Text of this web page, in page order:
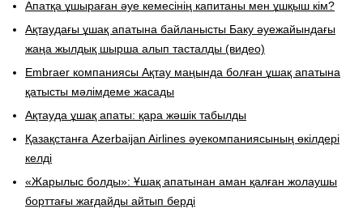
Апатқа ұшыраған әуе кемесінің капитаны мен ұшқыш кім?
Ақтаудағы ұшақ апатына байланысты Баку әуежайындағы
жаңа жылдық шырша алып тасталды (видео)
Embraer компаниясы Ақтау маңында болған ұшақ апатына
қатысты мәлімдеме жасады
Ақтауда ұшақ апаты: қара жәшік табылды
​Қазақстанға Azerbaijan Airlines әуекомпаниясының өкілдері
келді
«Жарылыс болды»: Ұшақ апатынан аман қалған жолаушы
борттағы жағдайды айтып берді